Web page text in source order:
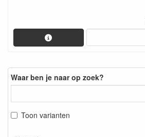
Waar ben je naar op zoek?
Toon varianten